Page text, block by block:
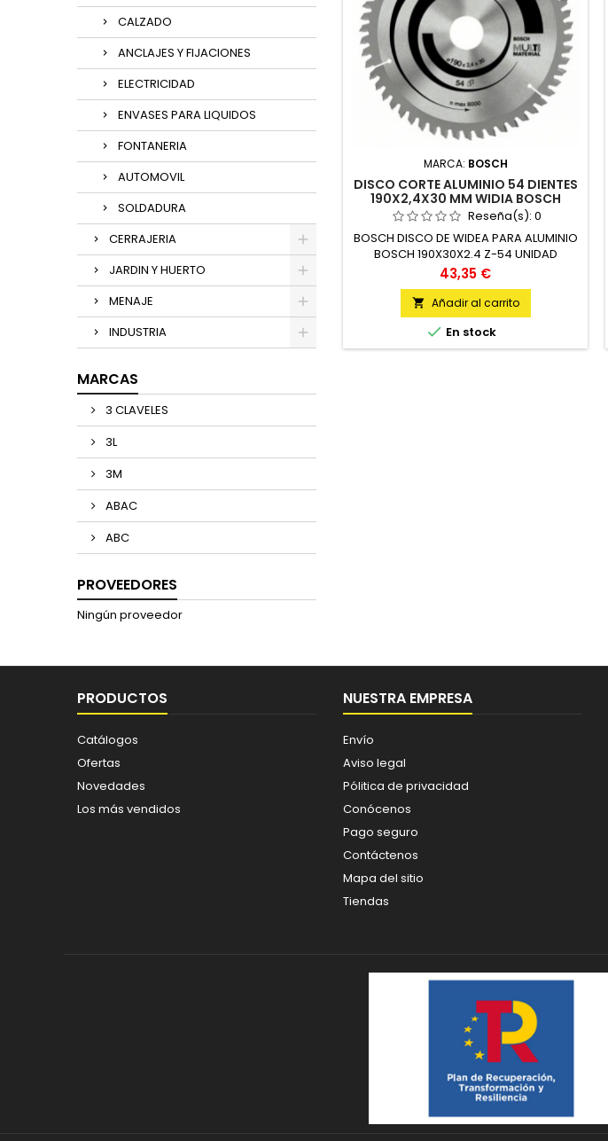
CALZADO
ANCLAJES Y FIJACIONES
ELECTRICIDAD
ENVASES PARA LIQUIDOS
FONTANERIA
AUTOMOVIL
SOLDADURA
CERRAJERIA
JARDIN Y HUERTO
MENAJE
INDUSTRIA
MARCAS
3 CLAVELES
3L
3M
ABAC
ABC
PROVEEDORES
Ningún proveedor
MARCA: BOSCH
DISCO CORTE ALUMINIO 54 DIENTES
190X2,4X30 MM WIDIA BOSCH
Reseña(s): 0
BOSCH DISCO DE WIDEA PARA ALUMINIO
BOSCH 190X30X2.4 Z-54 UNIDAD
Precio
43,35 €
 Añadir al carrito
 En stock
PRODUCTOS
Catálogos
Ofertas
Novedades
Los más vendidos
NUESTRA EMPRESA
Envío
Aviso legal
Pólitica de privacidad
Conócenos
Pago seguro
Contáctenos
Mapa del sitio
Tiendas